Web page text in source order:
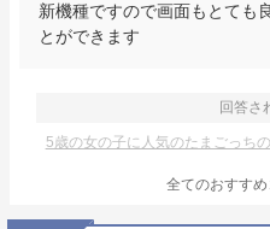
新機種ですので画面もとても
とができます
回答さ
5歳の女の子に人気のたまごっち
全てのおすすめ